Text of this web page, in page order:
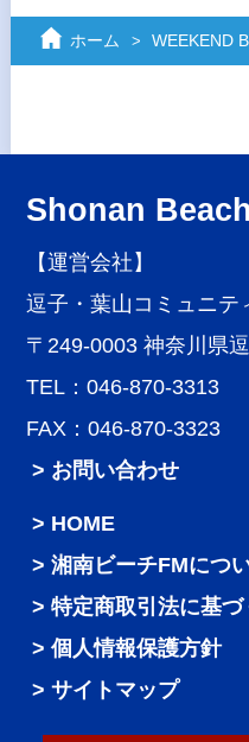
ホーム WEEKEND
Shonan
【運営会社】
逗子・葉山コミュニテ
〒249-0003 神奈川県
TEL：046-870-3313
FAX：046-870-3323
> お問い合わせ
HOME
湘南ビーチFMにつ
特定商取引法に基づ
個人情報保護方針
サイトマップ